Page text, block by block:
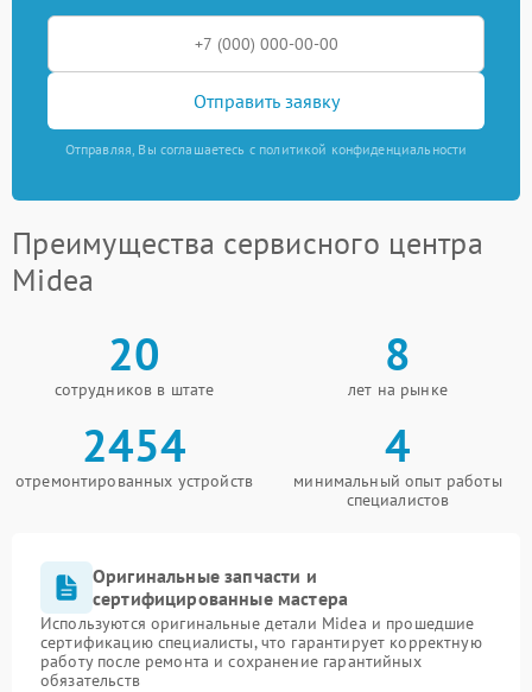
Отправить заявку
Отправляя, Вы соглашаетесь с политикой конфиденциальности
Преимущества сервисного центра
Midea
20
сотрудников в штате
8
лет на рынке
2454
отремонтированных устройств
4
минимальный опыт работы
специалистов
Оригинальные запчасти и
сертифицированные мастера
Используются оригинальные детали Midea и прошедшие
сертификацию специалисты, что гарантирует корректную
работу после ремонта и сохранение гарантийных
обязательств